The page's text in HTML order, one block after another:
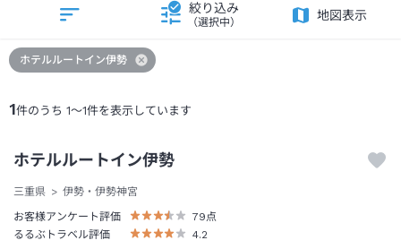
1件のうち 1～1件を表示しています
絞り込み
（選択中）
地図表示
ホテルルートイン伊勢
ホテルルートイン伊勢
三重県
伊勢・伊勢神宮
お客様アンケート評価
79 点
るるぶトラベル評価
4.2